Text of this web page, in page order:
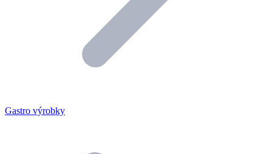
Gastro výrobky